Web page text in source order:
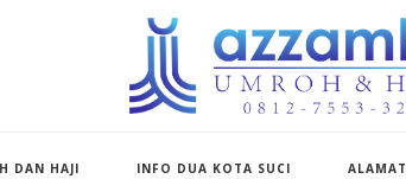
DAN HAJI INFO DUA KOTA SUCI ALAMAT